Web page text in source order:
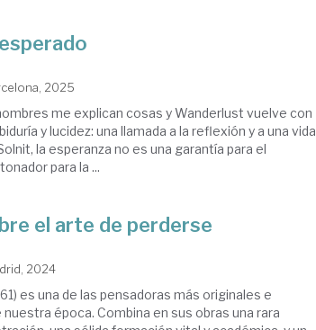
2025
me explican cosas y Wanderlust vuelve con
y lucidez: una llamada a la reflexión y a una vida
la esperanza no es una garantía para el
para la ...
el arte de perderse
2024
es una de las pensadoras más originales e
época. Combina en sus obras una rara